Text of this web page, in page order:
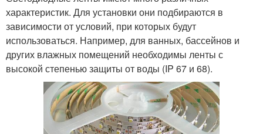
характеристик. Для установки они подбираются в
зависимости от условий, при которых будут
использоваться. Например, для ванных, бассейнов и
других влажных помещений необходимы ленты с
высокой степенью защиты от воды (IP 67 и 68).